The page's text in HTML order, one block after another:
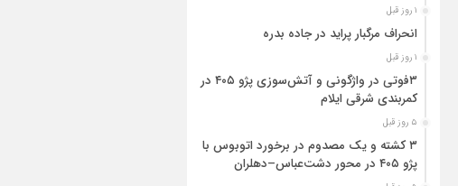
۱ روز قبل
انحراف مرگبار پراید در جاده بدره
۱ روز قبل
۳فوتی در واژگونی و آتش‌سوزی پژو ۴۰۵ در
کمربندی شرقی ایلام
۵ روز قبل
۳ کشته و یک مصدوم در برخورد اتوبوس با
پژو ۴۰۵ در محور دشت‌عباس–دهلران